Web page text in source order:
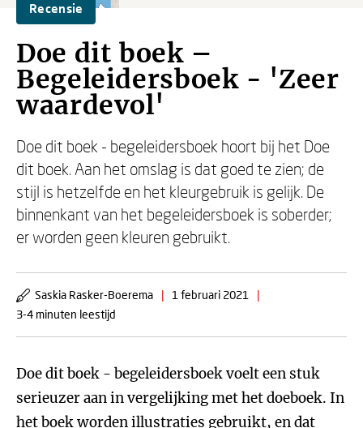
Recensie
Doe dit boek –
Begeleidersboek - 'Zeer
waardevol'
Doe dit boek - begeleidersboek hoort bij het Doe
dit boek. Aan het omslag is dat goed te zien; de
stijl is hetzelfde en het kleurgebruik is gelijk. De
binnenkant van het begeleidersboek is soberder;
er worden geen kleuren gebruikt.
Saskia Rasker-Boerema | 1 februari 2021
|
3-4 minuten leestijd
Doe dit boek - begeleidersboek voelt een stuk
serieuzer aan in vergelijking met het doeboek. In
het boek worden illustraties gebruikt, en dat